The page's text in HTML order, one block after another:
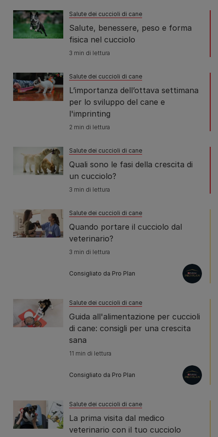
Salute dei cuccioli di cane
Salute, benessere, peso e forma
fisica nel cucciolo
3 min di lettura
Salute dei cuccioli di cane
L’importanza dell’ottava settimana
per lo sviluppo del cane e
l'imprinting
2 min di lettura
Salute dei cuccioli di cane
Quali sono le fasi della crescita di
un cucciolo?
3 min di lettura
Salute dei cuccioli di cane
Quando portare il cucciolo dal
veterinario?
3 min di lettura
Consigliato da Pro Plan
Salute dei cuccioli di cane
Guida all'alimentazione per cuccioli
di cane: consigli per una crescita
sana
11 min di lettura
Consigliato da Pro Plan
Salute dei cuccioli di cane
La prima visita dal medico
veterinario con il tuo cucciolo